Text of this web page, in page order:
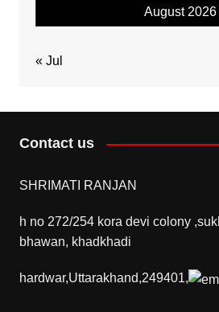
August 2026
« Jul
Contact us
SHRIMATI RANJAN
h no 272/254 kora devi colony
bhawan, khadkhadi
hardwar,Uttarakhand,249401,